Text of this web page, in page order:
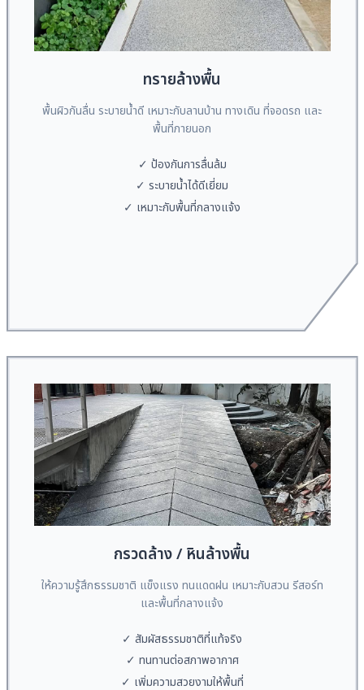
ทรายล้างพื้น
พื้นผิวกันลื่น ระบายน้ำดี เหมาะกับลานบ้าน ทางเดิน ที่จอดรถ และ
พื้นที่ภายนอก
✓ ป้องกันการลื่นล้ม
✓ ระบายน้ำได้ดีเยี่ยม
✓ เหมาะกับพื้นที่กลางแจ้ง
กรวดล้าง / หินล้างพื้น
ให้ความรู้สึกธรรมชาติ แข็งแรง ทนแดดฝน เหมาะกับสวน รีสอร์ท
และพื้นที่กลางแจ้ง
✓ สัมผัสธรรมชาติที่แท้จริง
✓ ทนทานต่อสภาพอากาศ
✓ เพิ่มความสวยงามให้พื้นที่